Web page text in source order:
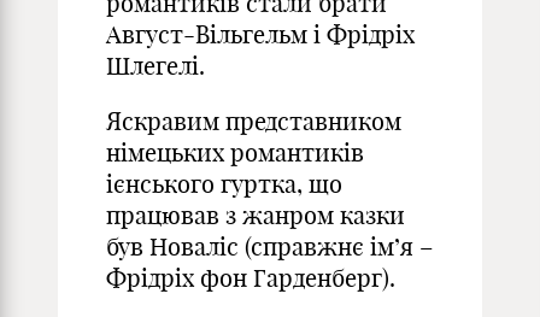
Август-Вільгельм і Фрідріх
Шлегелі.
Яскравим представником
німецьких романтиків
ієнського гуртка, що
працював з жанром казки
був Новаліс (справжнє ім’я –
Фрідріх фон Гарденберг).